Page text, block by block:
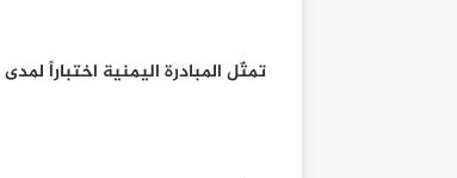
تمثّل المبادرة اليمنية اختباراً